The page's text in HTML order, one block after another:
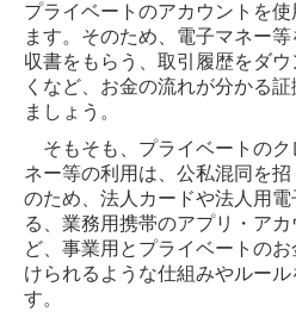
プライベートのアカウントを
ます。そのため、電子マネー
収書をもらう、取引履歴をダ
くなど、お金の流れが分かる
ましょう。
そもそも、プライベートのク
ネー等の利用は、公私混同を
のため、法人カードや法人用
る、業務用携帯のアプリ・ア
ど、事業用とプライベートの
けられるような仕組みやルー
す。